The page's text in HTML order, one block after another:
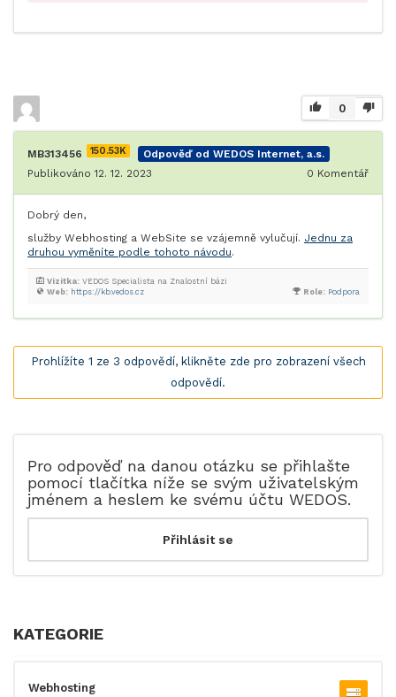
0
MB313456 150.53K
Odpověď od WEDOS Internet, a.s.
Publikováno 12. 12. 2023
0 Komentář
Dobrý den,
služby Webhosting a WebSite se vzájemně vylučují. Jednu za
druhou vyměníte podle tohoto návodu.
Role: Podpora
Web: https://kb.vedos.cz
Vizitka: VEDOS Specialista na Znalostní bázi
Prohlížíte 1 ze 3 odpovědí, klikněte zde pro zobrazení všech
odpovědí.
Pro odpověď na danou otázku se přihlašte
pomocí tlačítka níže se svým uživatelským
jménem a heslem ke svému účtu WEDOS.
KATEGORIE
Webhosting